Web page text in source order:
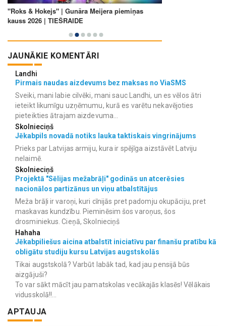
JAUNĀKIE KOMENTĀRI
Landhi
Pirmais naudas aizdevums bez maksas no ViaSMS
Sveiki, mani labie cilvēki, mani sauc Landhi, un es vēlos ātri
ieteikt likumīgu uzņēmumu, kurā es varētu nekavējoties
pieteikties ātrajam aizdevuma...
Skolnieciņš
Jēkabpils novadā notiks lauka taktiskais vingrinājums
Prieks par Latvijas armiju, kura ir spējīga aizstāvēt Latviju
nelaimē.
Skolnieciņš
Projektā "Sēlijas mežabrāļi" godinās un atcerēsies
nacionālos partizānus un viņu atbalstītājus
Meža brāļi ir varoņi, kuri cīnijās pret padomju okupāciju, pret
maskavas kundzību. Pieminēsim šos varoņus, šos
drosminiekus. Cieņā, Skolnieciņš
Hahaha
Jēkabpiliešus aicina atbalstīt iniciatīvu par finanšu pratību kā
obligātu studiju kursu Latvijas augstskolās
Tikai augstskolā? Varbūt labāk tad, kad jau pensijā būs
aizgājuši?
To var sākt mācīt jau pamatskolas vecākajās klasēs! Vēlākais
vidusskolā!!...
APTAUJA